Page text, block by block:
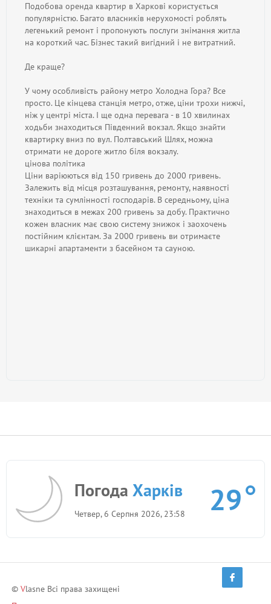
Подобова оренда квартир в Харкові користується
популярністю. Багато власників нерухомості роблять
легенький ремонт і пропонують послуги знімання житла
на короткий час. Бізнес такий вигідний і не витратний.
Де краще?
У чому особливість району метро Холодна Гора? Все
просто. Це кінцева станція метро, отже, ціни трохи нижчі,
ніж у центрі міста. І ще одна перевага - в 10 хвилинах
ходьби знаходиться Південний вокзал. Якщо знайти
квартирку вниз по вул. Полтавський Шлях, можна
отримати не дороге житло біля вокзалу.
цінова політика
Ціни варіюються від 150 гривень до 2000 гривень.
Залежить від місця розташування, ремонту, наявності
техніки та сумлінності господарів. В середньому, ціна
знаходиться в межах 200 гривень за добу. Практично
кожен власник має свою систему знижок і заохочень
постійним клієнтам. За 2000 гривень ви отримаєте
шикарні апартаменти з басейном та сауною.
Погода Харків
Четвер, 6 Серпня 2026, 23:58 29
© Vlasne Всі права захищені